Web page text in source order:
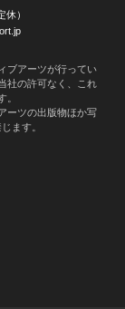
）
ブアーツが行ってい
社の許可なく、これ
。
ーツの出版物ほか写
ます。